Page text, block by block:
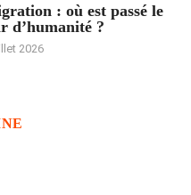
: où est passé le
d’humanité ?
2026